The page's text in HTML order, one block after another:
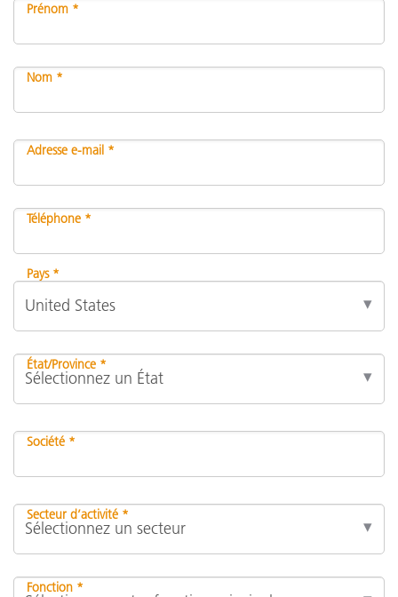
Prénom *
Nom *
Adresse e-mail *
Téléphone *
Pays *
État/Province *
Société *
Secteur d’activité *
Fonction *